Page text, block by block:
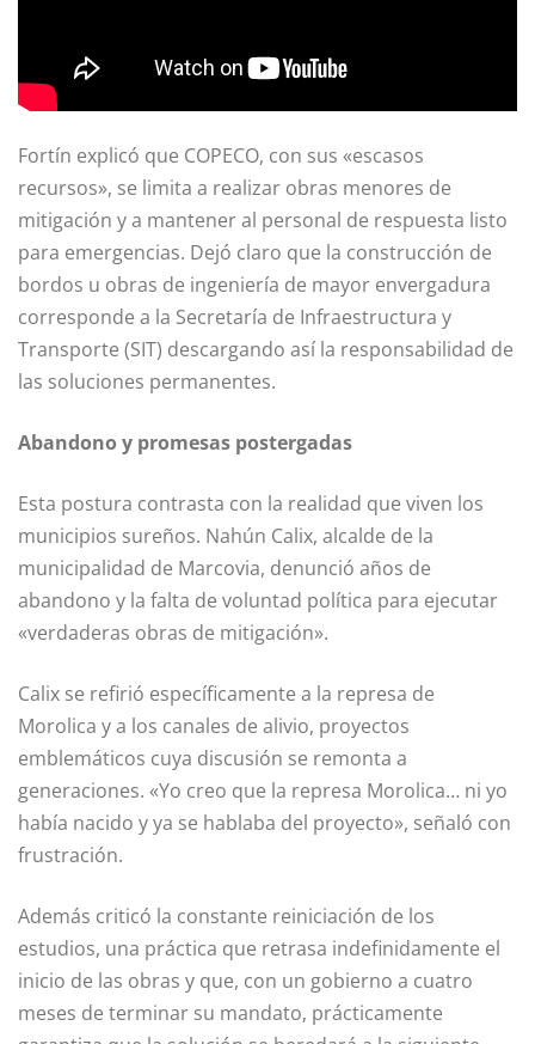
Fortín explicó que COPECO, con sus «escasos
recursos», se limita a realizar obras menores de
mitigación y a mantener al personal de respuesta listo
para emergencias. Dejó claro que la construcción de
bordos u obras de ingeniería de mayor envergadura
corresponde a la Secretaría de Infraestructura y
Transporte (SIT) descargando así la responsabilidad de
las soluciones permanentes.
Abandono y promesas postergadas
Esta postura contrasta con la realidad que viven los
municipios sureños. Nahún Calix, alcalde de la
municipalidad de Marcovia, denunció años de
abandono y la falta de voluntad política para ejecutar
«verdaderas obras de mitigación».
Calix se refirió específicamente a la represa de
Morolica y a los canales de alivio, proyectos
emblemáticos cuya discusión se remonta a
generaciones. «Yo creo que la represa Morolica… ni yo
había nacido y ya se hablaba del proyecto», señaló con
frustración.
Además criticó la constante reiniciación de los
estudios, una práctica que retrasa indefinidamente el
inicio de las obras y que, con un gobierno a cuatro
meses de terminar su mandato, prácticamente